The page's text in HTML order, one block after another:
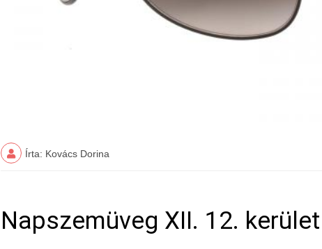
Írta: Kovács Dorina
Napszemüveg XII. 12.